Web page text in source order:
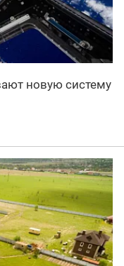
новую систему